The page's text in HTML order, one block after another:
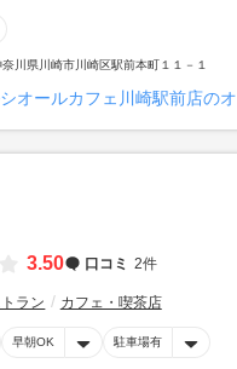
奈川県川崎市川崎区駅前本町１１－１
オールカフェ川崎駅前店の
3.50
口コミ 2件
ラン カフェ・喫茶店
早朝OK 駐車場有